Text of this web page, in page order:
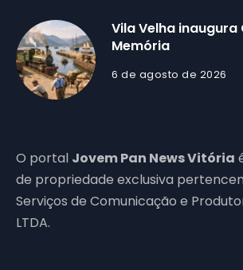
Vila Velha inaugura
Memória
6 de agosto de 2026
O portal Jovem Pan News Vitória
de propriedade exclusiva
Serviços de Comunicação e
LTDA.